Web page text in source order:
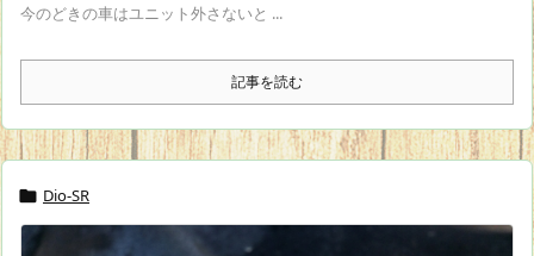
今のどきの車はユニット外さないと ...
記事を読む
 Dio-SR